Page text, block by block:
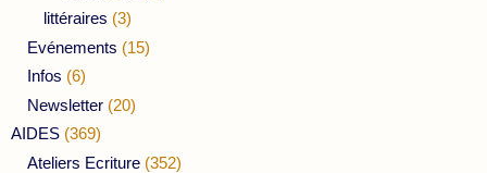
littéraires (3)
Evénements (15)
Infos (6)
Newsletter (20)
AIDES (369)
Ateliers Ecriture (352)